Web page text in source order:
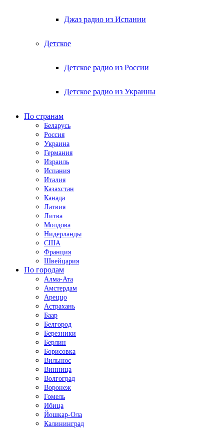
Джаз радио из Испании
Детское
Детское радио из России
Детское радио из Украины
По странам
Беларусь
Россия
Украина
Германия
Израиль
Испания
Италия
Казахстан
Канада
Латвия
Литва
Молдова
Нидерланды
США
Франция
Швейцария
По городам
Алма-Ата
Амстердам
Ареццо
Астрахань
Баар
Белгород
Березники
Берлин
Борисовка
Вильнюс
Винница
Волгоград
Воронеж
Гомель
Ибица
Йошкар-Ола
Калининград